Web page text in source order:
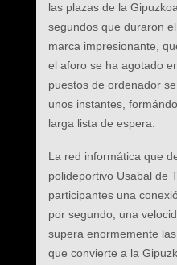
las plazas de la
segundos que duraron
marca impresionante,
el aforo se ha agotado
puestos de ordenador
unos instantes,
larga lista de espera.
La red informática que
polideportivo Usabal de
participantes una
por segundo, una
supera enormemente
que convierte a la